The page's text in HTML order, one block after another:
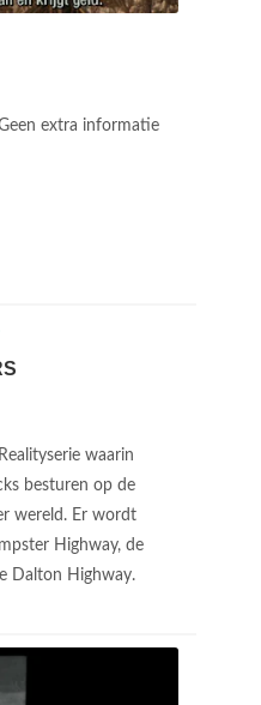
extra informatie
Realityserie waarin
besturen op de
wereld. Er wordt
Highway, de
Dalton Highway.